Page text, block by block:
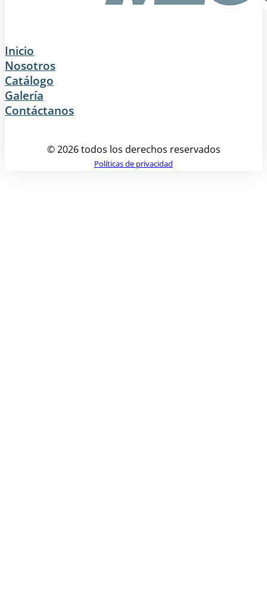
Inicio
Nosotros
Catálogo
Galería
Contáctanos
© 2026 todos los derechos reservados
Políticas de privacidad